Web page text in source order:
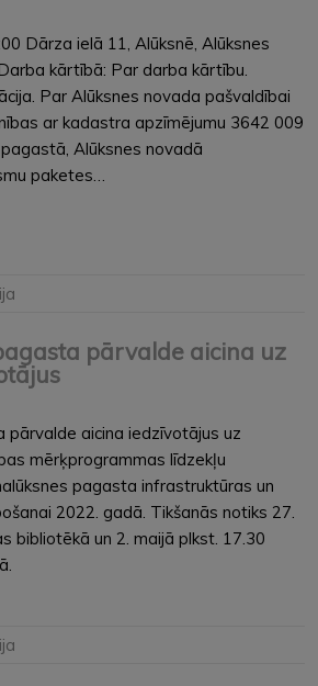
Dārza ielā 11, Alūksnē, Alūksnes
kārtībā: Par darba kārtību.
Par Alūksnes novada pašvaldībai
ar kadastra apzīmējumu 3642 009
Alūksnes novadā
paketes…
pārvalde aicina uz
pārvalde aicina iedzīvotājus uz
mērķprogrammas līdzekļu
pagasta infrastruktūras un
2022. gadā. Tikšanās notiks 27.
bibliotēkā un 2. maijā plkst. 17.30